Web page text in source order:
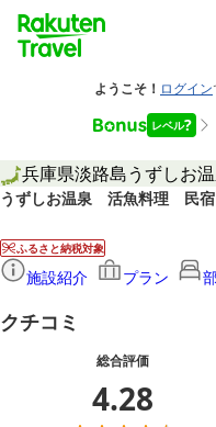
兵庫県淡路島うずしお
うずしお温泉 活魚料理 民
ふるさと納税対象
施設紹介 プラン
クチコミ
総合評価
4.28